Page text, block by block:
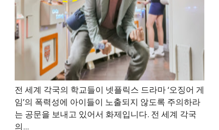
전 세계 각국의 학교들이 넷플릭스 드라마 ‘오징어 게
임’의 폭력성에 아이들이 노출되지 않도록 주의하라
는 공문을 보내고 있어서 화제입니다. 전 세계 각국
의...